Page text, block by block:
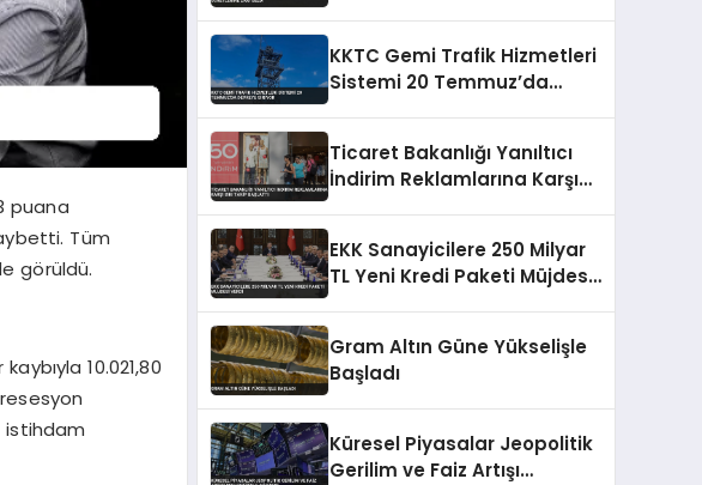
puana
Tüm
görüldü.
10.021,80
istihdam
KKTC Gemi Trafik Hizmetleri
Sistemi 20 Temmuz’da
Ticaret Bakanlığı Yanıltıcı
İndirim Reklamlarına Karşı
EKK Sanayicilere 250 Milyar
TL Yeni Kredi Paketi Müjdesi
Gram Altın Güne Yükselişle
Başladı
Küresel Piyasalar Jeopolitik
Gerilim ve Faiz Artışı